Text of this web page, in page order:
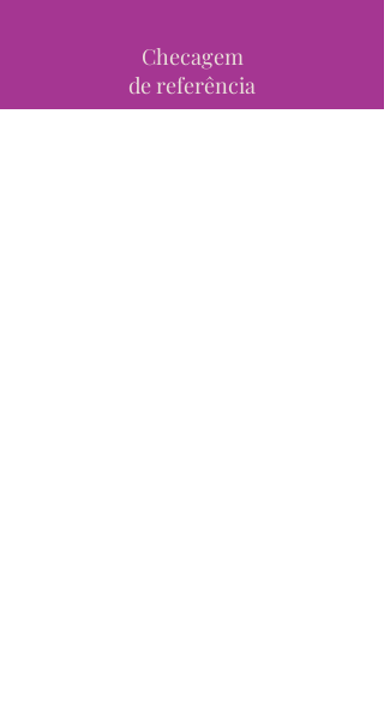
Checagem
de referência